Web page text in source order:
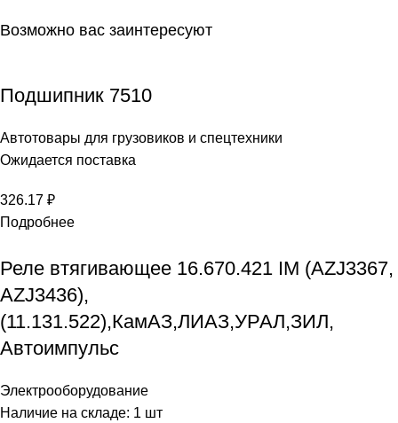
Возможно вас заинтересуют
Подшипник 7510
Автотовары для грузовиков и спецтехники
Ожидается поставка
326.17 ₽
Подробнее
Реле втягивающее 16.670.421 IM (AZJ3367,
AZJ3436),
(11.131.522),КамАЗ,ЛИАЗ,УРАЛ,ЗИЛ,
Автоимпульс
Электрооборудование
Наличие на складе: 1 шт